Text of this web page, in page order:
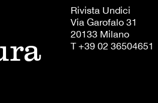
Rivista Undici
Via Garofalo 31
20133 Milano
T +39 02 36504651